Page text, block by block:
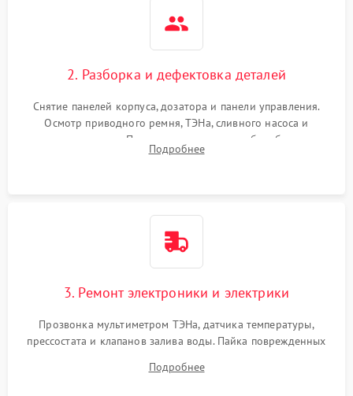
2. Разборка и дефектовка деталей
Снятие панелей корпуса, дозатора и панели управления.
Осмотр приводного ремня, ТЭНа, сливного насоса и
амортизаторов. Проверка подшипников барабана и
крестовины на износ, а манжеты люка на разрывы.
Подробнее
3. Ремонт электроники и электрики
Прозвонка мультиметром ТЭНа, датчика температуры,
прессостата и клапанов залива воды. Пайка поврежденных
Восстановление целостности проводки и контактов.
Подробнее